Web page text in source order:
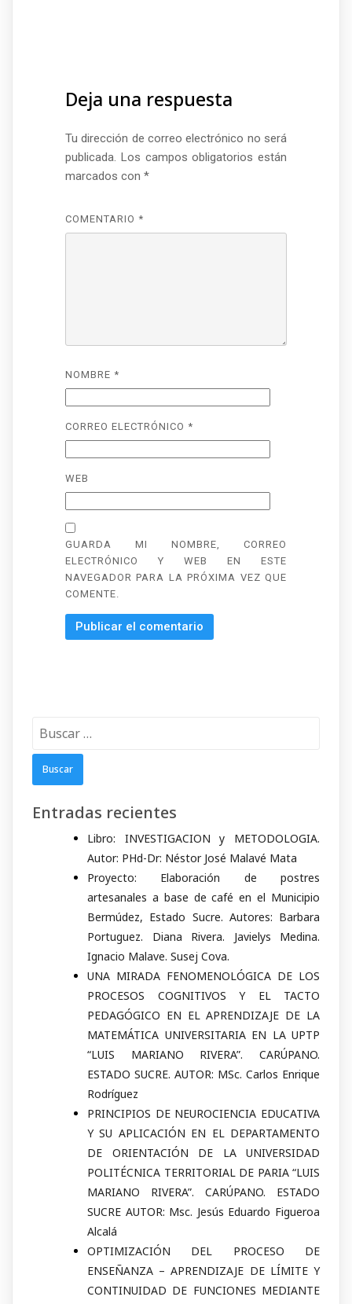
Deja una respuesta
Tu dirección de correo electrónico no será
publicada. Los campos obligatorios están
marcados con *
COMENTARIO *
NOMBRE *
CORREO ELECTRÓNICO *
WEB
GUARDA MI NOMBRE, CORREO
ELECTRÓNICO Y WEB EN ESTE
NAVEGADOR PARA LA PRÓXIMA VEZ QUE
COMENTE.
Entradas recientes
Libro: INVESTIGACION y METODOLOGIA.
Autor: PHd-Dr: Néstor José Malavé Mata
Proyecto: Elaboración de postres
artesanales a base de café en el Municipio
Bermúdez, Estado Sucre. Autores: Barbara
Portuguez. Diana Rivera. Javielys Medina.
Ignacio Malave. Susej Cova.
UNA MIRADA FENOMENOLÓGICA DE LOS
PROCESOS COGNITIVOS Y EL TACTO
PEDAGÓGICO EN EL APRENDIZAJE DE LA
MATEMÁTICA UNIVERSITARIA EN LA UPTP
“LUIS MARIANO RIVERA”. CARÚPANO.
ESTADO SUCRE. AUTOR: MSc. Carlos Enrique
Rodríguez
PRINCIPIOS DE NEUROCIENCIA EDUCATIVA
Y SU APLICACIÓN EN EL DEPARTAMENTO
DE ORIENTACIÓN DE LA UNIVERSIDAD
POLITÉCNICA TERRITORIAL DE PARIA “LUIS
MARIANO RIVERA”. CARÚPANO. ESTADO
SUCRE AUTOR: Msc. Jesús Eduardo Figueroa
Alcalá
OPTIMIZACIÓN DEL PROCESO DE
ENSEÑANZA – APRENDIZAJE DE LÍMITE Y
CONTINUIDAD DE FUNCIONES MEDIANTE